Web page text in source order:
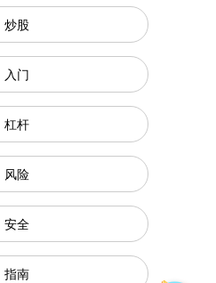
炒股
入门
杠杆
风险
安全
指南